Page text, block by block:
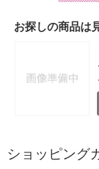
お探しの商品は
ショッピング